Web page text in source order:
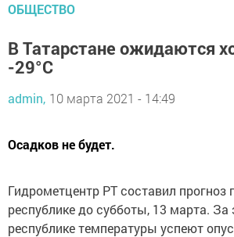
ОБЩЕСТВО
В Татарстане ожидаются
-29°С
admin, 10 марта 2021 - 14:49
Осадков не будет.
Гидрометцентр РТ составил прогноз
республике до субботы, 13 марта. За
республике температуры успеют